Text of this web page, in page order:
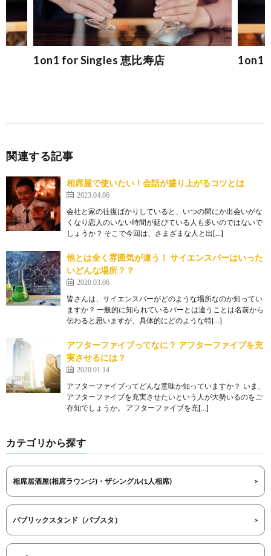
1on1 for Singles 恵比寿店 1on1
関連する記事
相席屋で使いたい！会話が盛り上がるコツとは
2023.04.06
会社と家の往復ばかりしていると、いつの間にか出会いがな
くなり恋人のいない時間が延びている人も多いのではないで
しょうか？ そこで今回は、さまざまな人と出[…]
他とは全く雰囲気が違う！ サイエンスバーはいった
いどんな場所？？
2020.03.06
皆さんは、サイエンスバーがどのような場所なのか知ってい
ますか？ 一般的に知られているバーとは違うことは名前から
伝わると思いますが、具体的にどのような特[…]
アフターファイブってなに？ アフターファイブを充
実させるには？
2020.01.14
アフターファイブってどんな意味か知っていますか？ いま、
アフターファイブを充実させたいという人が大勢いるのをご
存知でしょうか。 アフターファイブを充[…]
カテゴリから探す
相席居酒屋(相席ラウンジ)・ザシングル(1人相席)
パブリックスタンド（パブスタ）